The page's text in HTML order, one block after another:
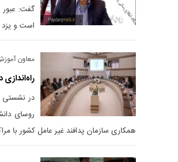
گفت: عبور
است و یزد
معاون
در نشستی
روسای
همکاری سازمان پدافند غیر عامل کشور با